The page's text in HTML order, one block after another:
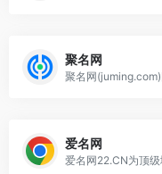
聚名网
爱名网